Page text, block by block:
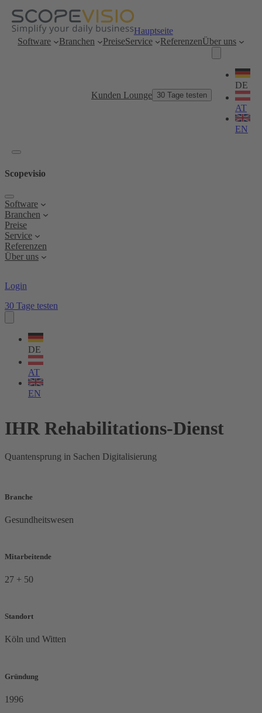
Zum
Inhalt
springen
Hauptseite
Software
Branchen PreiseService ReferenzenÜber uns
Kunden Lounge 30 Tage testen
Sprache
wählen
DE
AT
EN
Scopevisio
Software
Branchen
Preise
Service
Referenzen
Über uns
Login
30 Tage testen
Sprache
wählen
DE
AT
EN
IHR Rehabilitations-Dienst
Quantensprung in Sachen Digitalisierung
Branche
Gesundheitswesen
Mitarbeitende
27 + 50
Standort
Köln und Witten
Gründung
1996